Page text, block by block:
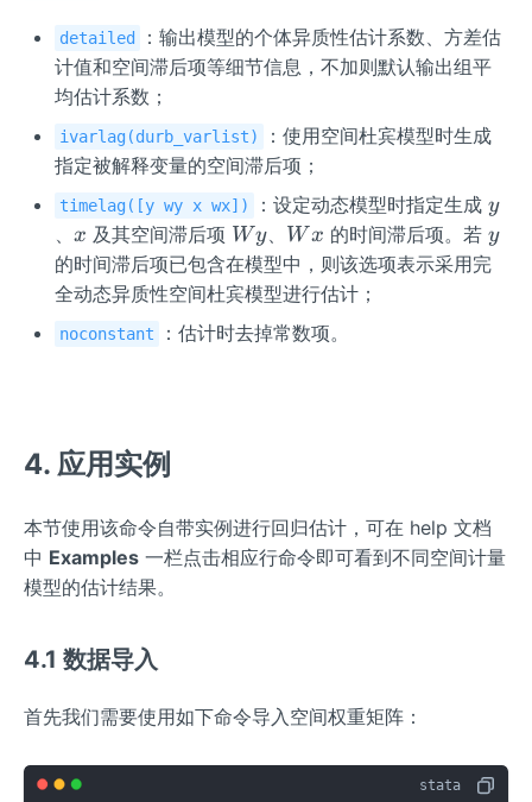
detailed
：输出模型的个体异质性估计系数、方差估
计值和空间滞后项等细节信息，不加则默认输出组平
均估计系数；
ivarlag(durb_varlist)
：使用空间杜宾模型时生成
指定被解释变量的空间滞后项；
timelag([y wy x wx]) ：设定动态模型时指定生成 y
y
x
x 及其空间滞后项 W
y
Wy、 W
x
Wx 的时间滞后项。若 y
y
的时间滞后项已包含在模型中，则该选项表示采用完
全动态异质性空间杜宾模型进行估计；
noconstant ：估计时去掉常数项。
4. 应用实例
本节使用该命令自带实例进行回归估计，可在 help 文档
中 Examples 一栏点击相应行命令即可看到不同空间计量
模型的估计结果。
4.1 数据导入
首先我们需要使用如下命令导入空间权重矩阵：